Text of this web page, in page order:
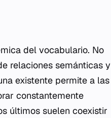
del vocabulario. No
relaciones semánticas y
existente permite a las
constantemente
últimos suelen coexistir